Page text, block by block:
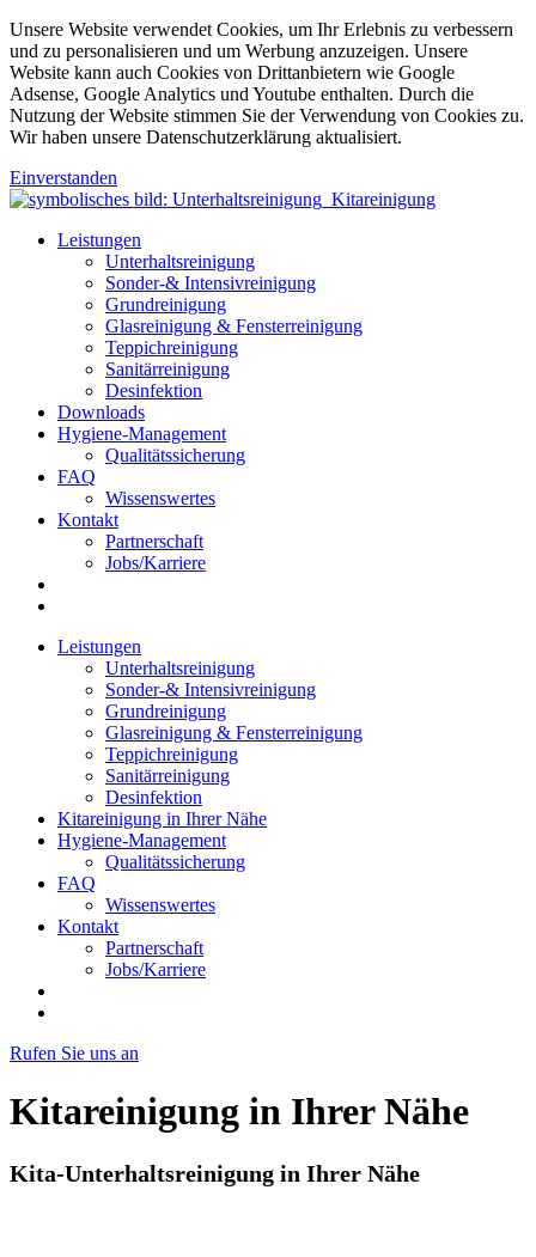
Unsere Website verwendet Cookies, um Ihr Erlebnis zu verbessern
und zu personalisieren und um Werbung anzuzeigen. Unsere
Website kann auch Cookies von Drittanbietern wie Google
Adsense, Google Analytics und Youtube enthalten. Durch die
Nutzung der Website stimmen Sie der Verwendung von Cookies zu.
Wir haben unsere Datenschutzerklärung aktualisiert.
Einverstanden
Leistungen
Unterhaltsreinigung
Sonder-& Intensivreinigung
Grundreinigung
Glasreinigung & Fensterreinigung
Teppichreinigung
Sanitärreinigung
Desinfektion
Downloads
Hygiene-Management
Qualitätssicherung
FAQ
Wissenswertes
Kontakt
Partnerschaft
Jobs/Karriere
Leistungen
Unterhaltsreinigung
Sonder-& Intensivreinigung
Grundreinigung
Glasreinigung & Fensterreinigung
Teppichreinigung
Sanitärreinigung
Desinfektion
Kitareinigung in Ihrer Nähe
Hygiene-Management
Qualitätssicherung
FAQ
Wissenswertes
Kontakt
Partnerschaft
Jobs/Karriere
Rufen Sie uns an
Kitareinigung in Ihrer Nähe
Kita-Unterhaltsreinigung in Ihrer Nähe